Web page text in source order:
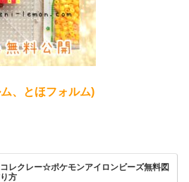
、とほフォルム)
レクレー☆ポケモンアイロンビーズ無料図
方